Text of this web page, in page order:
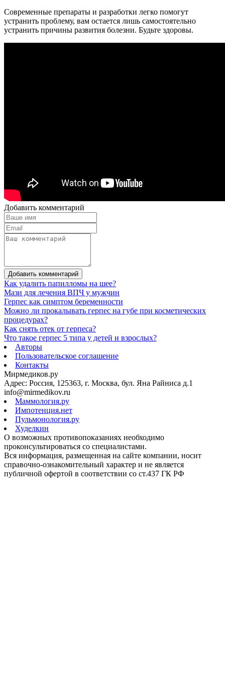
Современные препараты и разработки легко помогут
устранить проблему, вам остается лишь самостоятельно
устранить причины развития болезни. Будьте здоровы.
Добавить комментарий
Добавить комментарий
Как удалить папилломы на шее?
Мази для лечения ВПЧ у мужчин
Герпес как симптом беременности
Можно ли прокалывать герпес на губе при косметических
процедурах?
Как снять отек от герпеса?
Что такое герпес 5 типа у детей и взрослых?
Авторы
Пользовательское соглашение
Контакты
Мирмедиков.ру
Адрес: Россия, 125363, г. Москва, бул. Яна Райниса д.1
info@mirmedikov.ru
Маммология.ру
Импотенция.нет
Пульмонология.ру
Худелкин
О возможных противопоказаниях необходимо
проконсультироваться со специалистами.
Вся информация, размещенная на сайте компании, носит
справочно-ознакомительный характер и не является
публичной офертой в соответствии со ст.437 ГК РФ